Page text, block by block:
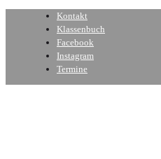
Kontakt
Klassenbuch
Facebook
Instagram
Termine